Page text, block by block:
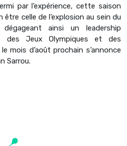
par l’expérience, cette saison
être celle de l’explosion au sein du
ainsi un leadership
des Jeux Olympiques et des
mois d’août prochain s’annonce
Sarrou.